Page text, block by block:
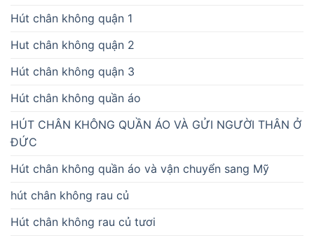
Hút chân không quận 1
Hut chân không quận 2
Hút chân không quận 3
Hút chân không quần áo
HÚT CHÂN KHÔNG QUẦN ÁO VÀ GỬI NGƯỜI THÂN Ở
ĐỨC
Hút chân không quần áo và vận chuyển sang Mỹ
hút chân không rau củ
Hút chân không rau củ tươi